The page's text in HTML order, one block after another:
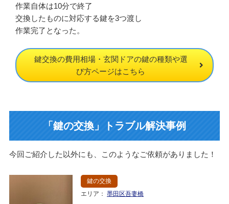
作業自体は10分で終了
交換したものに対応する鍵を3つ渡し
作業完了となった。
鍵交換の費用相場・玄関ドアの鍵の種類や選
び方ページはこちら
「鍵の交換」トラブル解決事例
今回ご紹介した以外にも、このようなご依頼がありました！
鍵の交換
エリア： 墨田区吾妻橋